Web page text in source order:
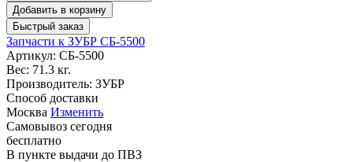
Добавить в корзину
Быстрый заказ
Запчасти к ЗУБР СБ-5500
Артикул: СБ-5500
Вес: 71.3 кг.
Производитель: ЗУБР
Способ доставки
Москва Изменить
Самовывоз сегодня
бесплатно
В пункте выдачи до ПВЗ